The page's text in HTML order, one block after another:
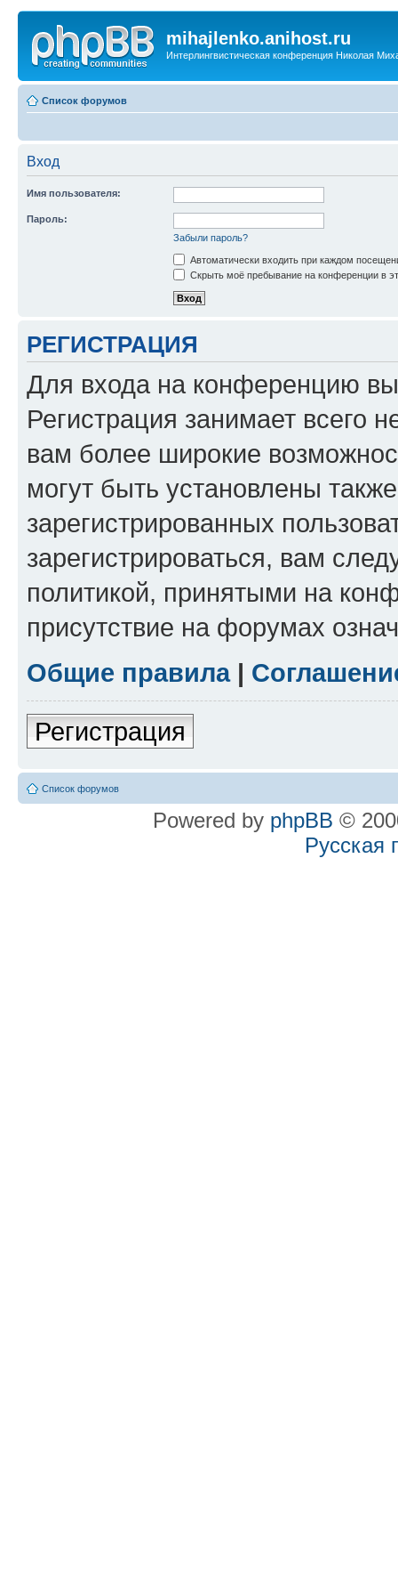
mihajlenko.anihost.ru
Интерлингвистическая конференция Николая
Список форумов
Вход
Имя пользователя:
Пароль:
Забыли пароль?
Автоматически входить при каждом
Скрыть моё пребывание на конференции в
РЕГИСТРАЦИЯ
Для входа на конференцию
Регистрация занимает всего
вам более широкие
могут быть установлены
зарегистрированных
зарегистрироваться, вам
политикой, принятыми на
присутствие на форумах
Общие правила|
Регистрация
Список форумов
Powered by phpBB ©
Русская